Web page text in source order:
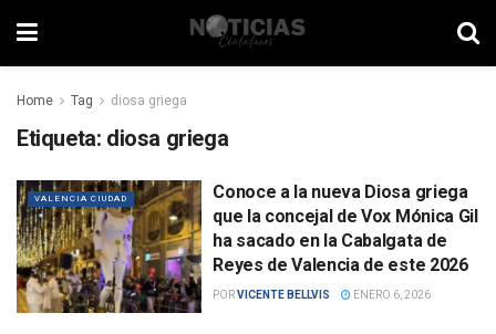
Home Tag diosa griega
Etiqueta: diosa griega
VALENCIA CIUDAD
Conoce a la nueva Diosa griega
que la concejal de Vox Mónica Gil
ha sacado en la Cabalgata de
Reyes de Valencia de este 2026
PORVICENTE BELLVIS ENERO 6, 2026